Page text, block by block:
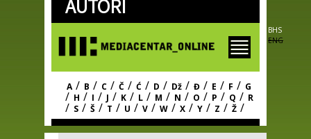
Skip to
main
AUTORI
BHS
ENG
A / B / C / Č / Ć / D / Dž / Đ / E / F / G
/ H / I / J / K / L / M / N / O / P / Q / R
/ S / Š / T / U / V / W / X / Y / Z / Ž /